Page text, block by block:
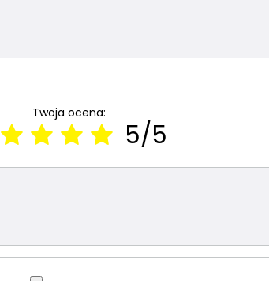
Twoja ocena:
5/5